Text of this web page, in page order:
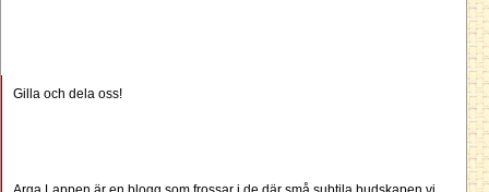
Gilla och dela oss!